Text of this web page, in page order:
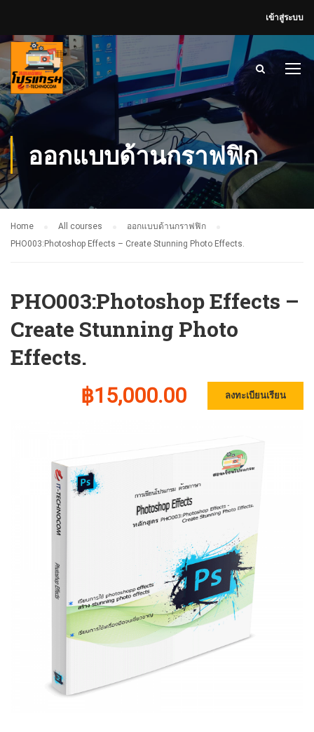
เข้าสู่ระบบ
ออกแบบด้านกราฟฟิก
Home All courses
ออกแบบด้านกราฟฟิก
PHO003:Photoshop Effects – Create Stunning Photo Effects.
PHO003:Photoshop Effects –
Create Stunning Photo
Effects.
฿15,000.00 ลงทะเบียนเรียน